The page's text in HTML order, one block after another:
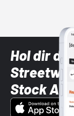
Hol dir
Stock